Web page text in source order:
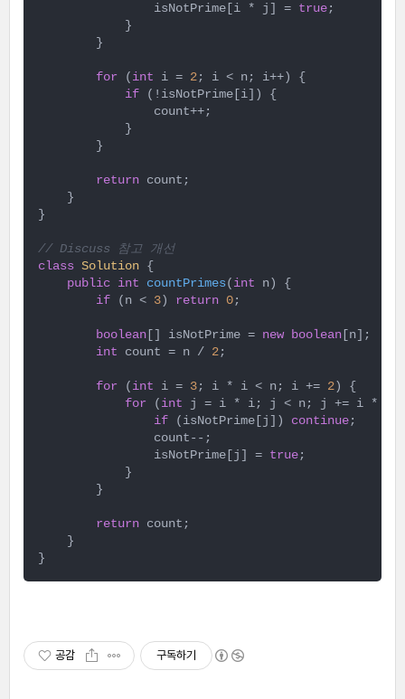
                isNotPrime[i * j] =
true ;
            }
        }
for ( int i = 2 ; i < n; i++) {
if (!isNotPrime[i]) {
                count++;
            }
        }
return count;
    }
}
// Discuss 참고 개선
class Solution {
public int countPrimes( int n)
{
if (n < 3 ) return 0 ;
boolean [] isNotPrime = new boolean [n];
int count = n / 2 ;
for ( int i = 3 ; i * i < n; i += 2 ) {
for ( int j = i * i; j < n; j += i *
if (isNotPrime[j]) continue ;
                count--;
                isNotPrime[j] =
true ;
            }
        }
return count;
    }
}
공감 구독하기